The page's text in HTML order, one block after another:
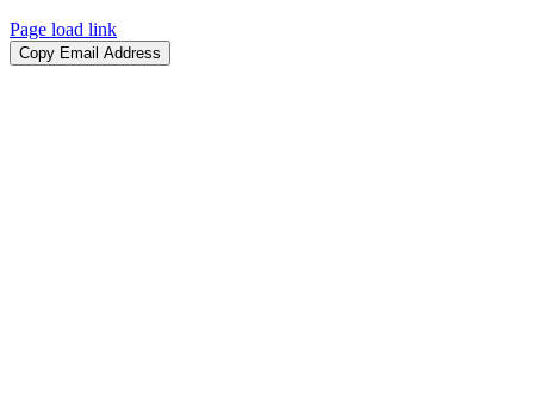
Page load link
Copy Email Address